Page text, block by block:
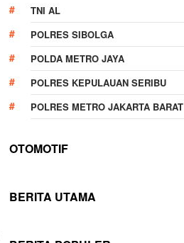
TNI AL
POLRES SIBOLGA
POLDA METRO JAYA
POLRES KEPULAUAN SERIBU
POLRES METRO JAKARTA BARAT
OTOMOTIF
BERITA UTAMA